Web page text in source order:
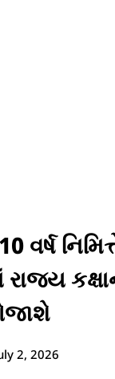
વર્ષ
રાજ્ય
2, 2026